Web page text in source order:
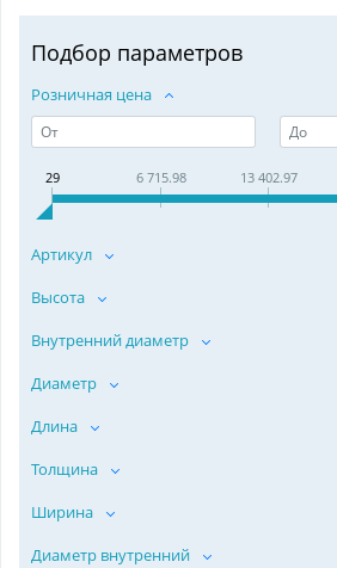
Подбор параметров
Розничная цена
29 6 715.98 13 402.97
Артикул
Высота
Внутренний диаметр
Диаметр
Длина
Толщина
Ширина
Диаметр внутренний